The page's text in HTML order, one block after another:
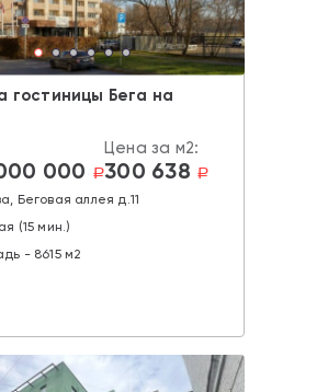
гостиницы Бега на
000 a
Цена за м2:
300 638 a
Беговая аллея д.11
(15 мин.)
- 8615 м2